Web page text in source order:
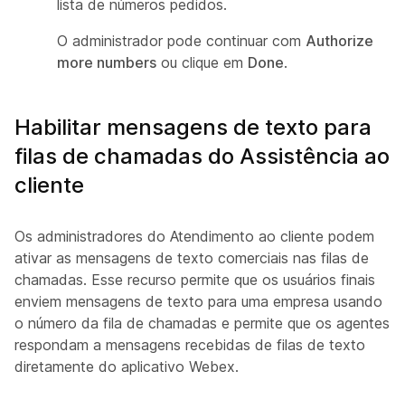
lista de números pedidos.
O administrador pode continuar com Authorize
more numbers ou clique em Done.
Habilitar mensagens de texto para
filas de chamadas do Assistência ao
cliente
Os administradores do Atendimento ao cliente podem
ativar as mensagens de texto comerciais nas filas de
chamadas. Esse recurso permite que os usuários finais
enviem mensagens de texto para uma empresa usando
o número da fila de chamadas e permite que os agentes
respondam a mensagens recebidas de filas de texto
diretamente do aplicativo Webex.